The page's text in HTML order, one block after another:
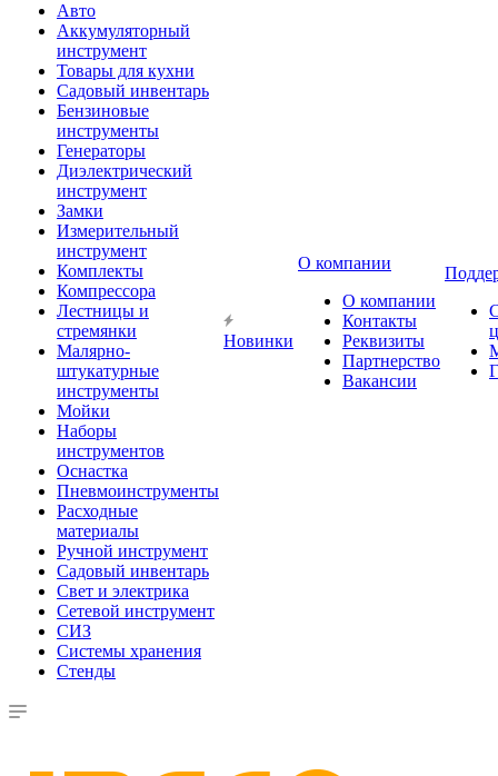
Авто
Аккумуляторный
инструмент
Товары для кухни
Садовый инвентарь
Бензиновые
инструменты
Генераторы
Диэлектрический
инструмент
Замки
Измерительный
инструмент
Комплекты
Компрессора
Лестницы и
стремянки
Малярно-
штукатурные
инструменты
Мойки
Наборы
инструментов
Оснастка
Пневмоинструменты
Расходные
материалы
Ручной инструмент
Садовый инвентарь
Свет и электрика
Сетевой инструмент
СИЗ
Системы хранения
Стенды
Новинки
О компании
О компании
Контакты
Реквизиты
Партнерство
Вакансии